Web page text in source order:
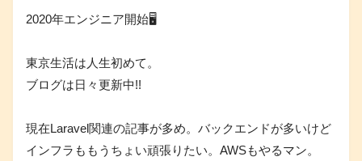
2020年エンジニア開始🖥
東京生活は人生初めて。
ブログは日々更新中!!
現在Laravel関連の記事が多め。バックエンドが多いけど
インフラももうちょい頑張りたい。AWSもやるマン。